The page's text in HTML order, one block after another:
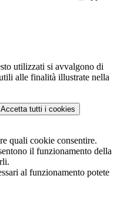
utilizzati si avvalgono di
alle finalità illustrate nella
Accetta tutti i cookies
quali cookie consentire.
il funzionamento della
al funzionamento potete